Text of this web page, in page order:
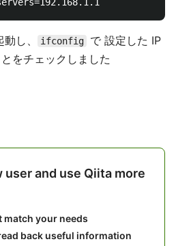
し、 ifconfig
で 設定した IP
をチェックしました
user and use Qiita more
match your needs
back useful information